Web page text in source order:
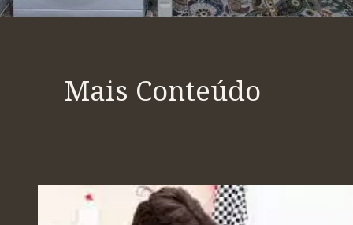
Mais Conteúdo